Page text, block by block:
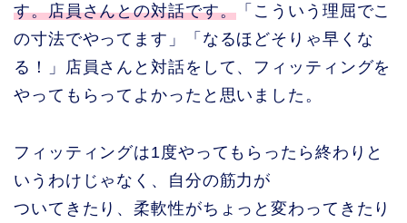
す。店員さんとの対話です。 「こういう理屈でこ
の寸法でやってます」「なるほどそりゃ早くな
る！」店員さんと対話をして、フィッティングを
やってもらってよかったと思いました。
フィッティングは1度やってもらったら終わりと
いうわけじゃなく、自分の筋力が
ついてきたり、柔軟性がちょっと変わってきたり